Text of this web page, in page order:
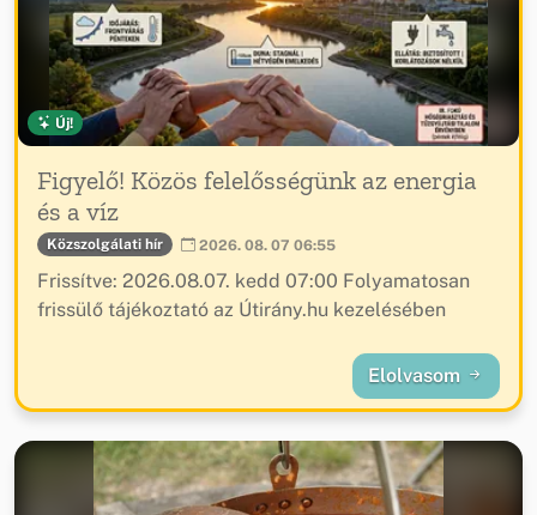
Új!
Figyelő! Közös felelősségünk az energia
és a víz
Közszolgálati hír 2026. 08. 07 06:55
Frissítve: 2026.08.07. kedd 07:00 Folyamatosan
frissülő tájékoztató az Útirány.hu kezelésében
Elolvasom